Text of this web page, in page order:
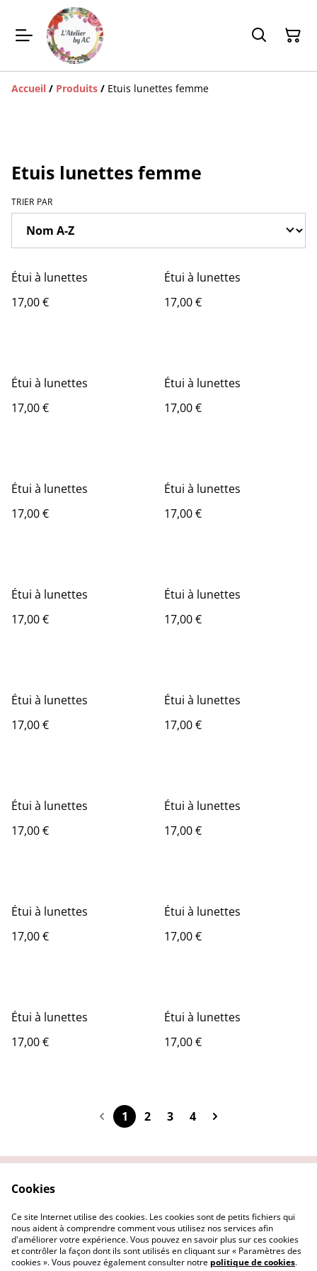
Accueil / Produits / Etuis lunettes femme
Etuis lunettes femme
TRIER PAR
Étui à lunettes
17,00 €
Étui à lunettes
17,00 €
Étui à lunettes
17,00 €
Étui à lunettes
17,00 €
Étui à lunettes
17,00 €
Étui à lunettes
17,00 €
Étui à lunettes
17,00 €
Étui à lunettes
17,00 €
Étui à lunettes
17,00 €
Étui à lunettes
17,00 €
Étui à lunettes
17,00 €
Étui à lunettes
17,00 €
Étui à lunettes
17,00 €
Étui à lunettes
17,00 €
Étui à lunettes
17,00 €
Étui à lunettes
17,00 €
1 2 3 4
Politique de
confidentialité
Politique de cookies
Cookies
Ce site Internet utilise des cookies. Les cookies sont de petits fichiers qui
nous aident à comprendre comment vous utilisez nos services afin
d'améliorer votre expérience. Vous pouvez en savoir plus sur ces cookies
et contrôler la façon dont ils sont utilisés en cliquant sur « Paramètres des
cookies ». Vous pouvez également consulter notre politique de cookies.